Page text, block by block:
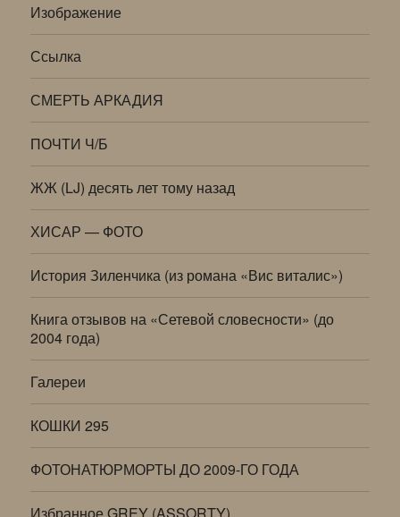
Изображение
Ссылка
СМЕРТЬ АРКАДИЯ
ПОЧТИ Ч/Б
ЖЖ (LJ) десять лет тому назад
ХИСАР — ФОТО
История Зиленчика (из романа «Вис виталис»)
Книга отзывов на «Сетевой словесности» (до
2004 года)
Галереи
КОШКИ 295
ФОТОНАТЮРМОРТЫ ДО 2009-ГО ГОДА